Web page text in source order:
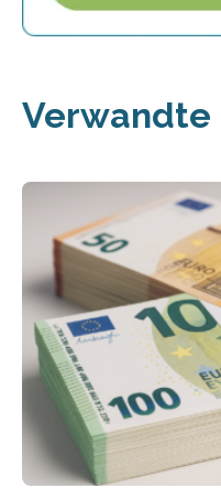
Verwandte